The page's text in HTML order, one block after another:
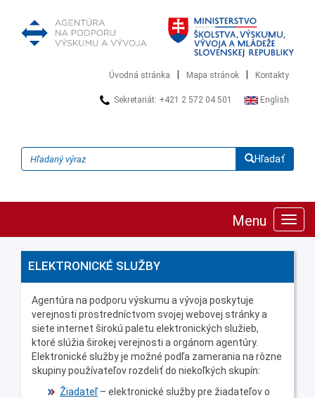
Úvodná stránka Mapa stránok Kontakty
Sekretariát: +421 2 572 04 501 English
Hľadať
Menu
ELEKTRONICKÉ SLUŽBY
Agentúra na podporu výskumu a vývoja poskytuje
verejnosti prostredníctvom svojej webovej stránky a
siete internet širokú paletu elektronických služieb,
ktoré slúžia širokej verejnosti a orgánom agentúry.
Elektronické služby je možné podľa zamerania na rôzne
skupiny používateľov rozdeliť do niekoľkých skupín:
Žiadateľ – elektronické služby pre žiadateľov o